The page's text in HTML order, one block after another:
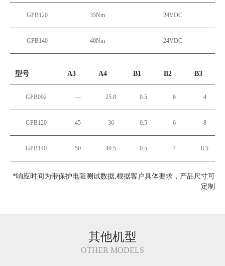
GPB120 35Nm 24VDC
GPB140 40Nm 24VDC
型号 A3 A4 B1 B2 B3
GPB092 — 25.8 0.5 6 4
GPB120 45 36 0.5 6 8
GPB140 50 40.5 0.5 7 8.5
*响应时间为带保护电阻测试数据,根据客户具体要求，产品尺寸可
定制
其他机型
OTHER MODELS